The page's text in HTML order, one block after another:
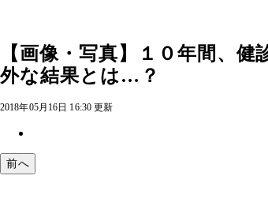
【画像・写真】１０年間、
外な結果とは…？
2018年05月16日 16:30 更新
前へ